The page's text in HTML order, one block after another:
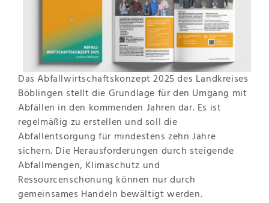
Das Abfallwirtschaftskonzept 2025 des Landkreises
Böblingen stellt die Grundlage für den Umgang mit
Abfällen in den kommenden Jahren dar. Es ist
regelmäßig zu erstellen und soll die
Abfallentsorgung für mindestens zehn Jahre
sichern. Die Herausforderungen durch steigende
Abfallmengen, Klimaschutz und
Ressourcenschonung können nur durch
gemeinsames Handeln bewältigt werden.